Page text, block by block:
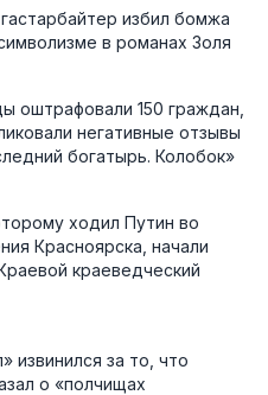
избил бомжа
в романах Золя
оштрафовали 150 граждан,
негативные отзывы
богатырь. Колобок»
ходил Путин во
Красноярска, начали
краеведческий
извинился за то, что
о «полчищах